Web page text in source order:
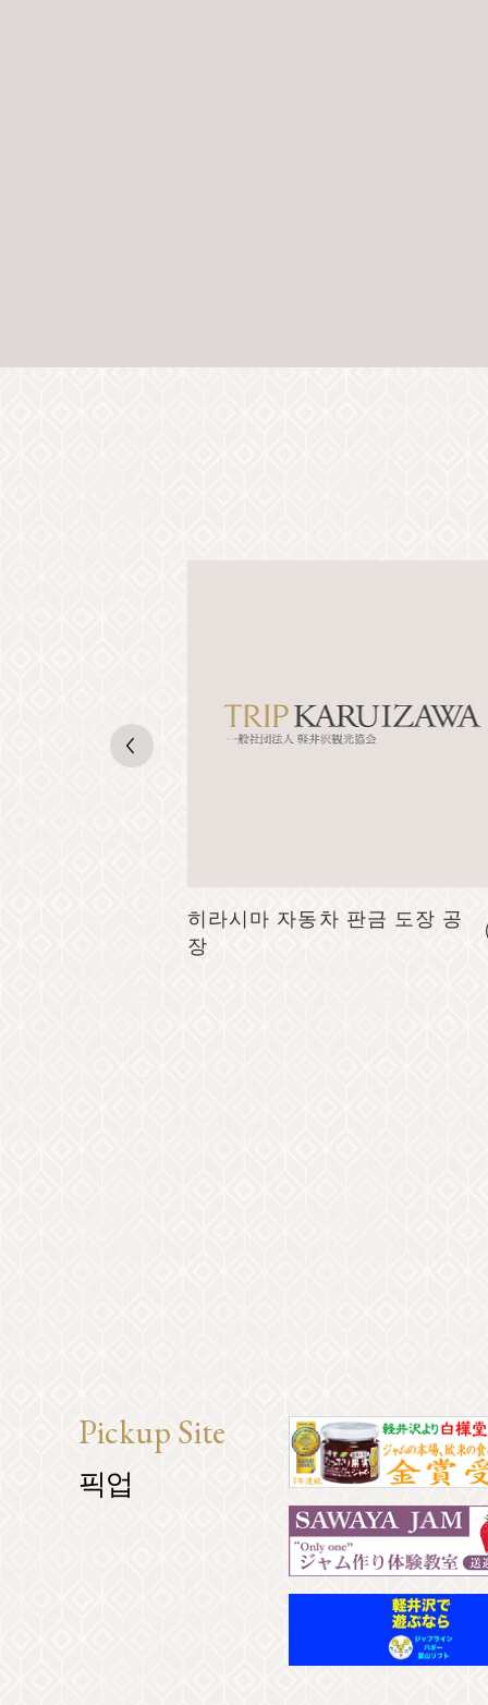
히라시마 자동차 판금 도장 공
장
Pickup Site
픽업